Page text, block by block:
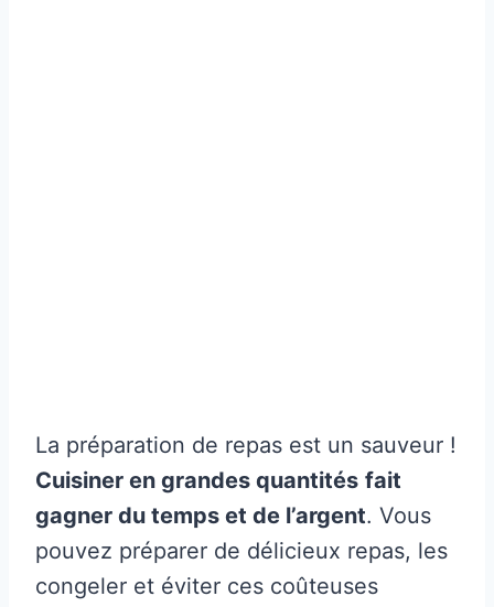
La préparation de repas est un sauveur !
Cuisiner en grandes quantités fait
gagner du temps et de l’argent. Vous
pouvez préparer de délicieux repas, les
congeler et éviter ces coûteuses